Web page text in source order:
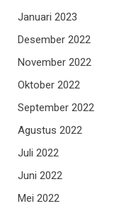
Januari 2023
Desember 2022
November 2022
Oktober 2022
September 2022
Agustus 2022
Juli 2022
Juni 2022
Mei 2022